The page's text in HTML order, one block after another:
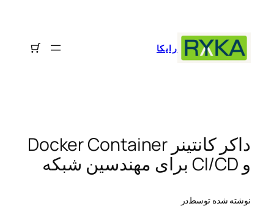
رایکا
داکر کانتینر Docker Container
و CI/CD برای مهندسین شبکه
نوشته شده توسطدر